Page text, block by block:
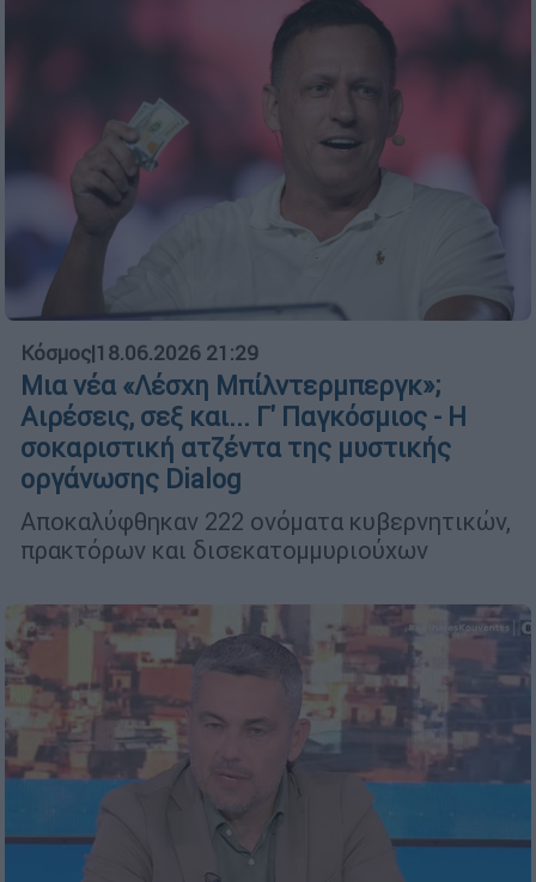
Κόσμος|18.06.2026 21:29
Μια νέα «Λέσχη Μπίλντερμπεργκ»;
Αιρέσεις, σεξ και... Γ' Παγκόσμιος - Η
σοκαριστική ατζέντα της μυστικής
οργάνωσης Dialog
Αποκαλύφθηκαν 222 ονόματα κυβερνητικών,
πρακτόρων και δισεκατομμυριούχων